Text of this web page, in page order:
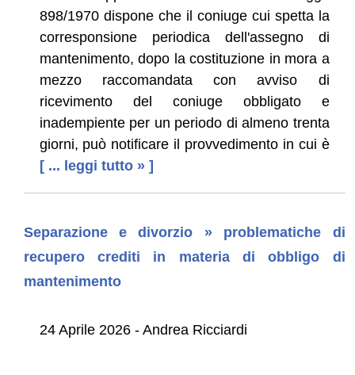
898/1970 dispone che il coniuge cui spetta la
corresponsione periodica dell'assegno di
mantenimento, dopo la costituzione in mora a
mezzo raccomandata con avviso di
ricevimento del coniuge obbligato e
inadempiente per un periodo di almeno trenta
giorni, può notificare il provvedimento in cui è
[ ... leggi tutto » ]
Separazione e divorzio » problematiche di
recupero crediti in materia di obbligo di
mantenimento
24 Aprile 2026 - Andrea Ricciardi